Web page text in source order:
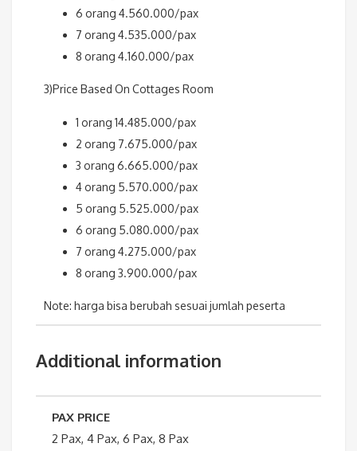
6 orang 4.560.000/pax
7 orang 4.535.000/pax
8 orang 4.160.000/pax
3)Price Based On Cottages Room
1 orang 14.485.000/pax
2 orang 7.675.000/pax
3 orang 6.665.000/pax
4 orang 5.570.000/pax
5 orang 5.525.000/pax
6 orang 5.080.000/pax
7 orang 4.275.000/pax
8 orang 3.900.000/pax
Note: harga bisa berubah sesuai jumlah peserta
Additional information
PAX PRICE
2 Pax, 4 Pax, 6 Pax, 8 Pax